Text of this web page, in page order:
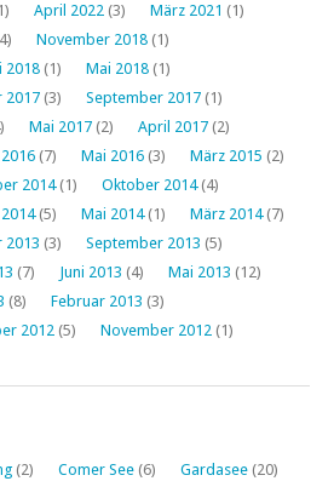
April 2022 (3) März 2021 (1)
November 2018 (1)
2018 (1) Mai 2018 (1)
2017 (3) September 2017 (1)
Mai 2017 (2) April 2017 (2)
2016 (7) Mai 2016 (3) März 2015 (2)
2014(1) Oktober 2014(4)
2014(5) Mai 2014(1) März 2014(7)
2013 (3) September 2013 (5)
(7) Juni 2013 (4) Mai 2013 (12)
(8) Februar 2013 (3)
2012 (5) November 2012 (1)
(2) Comer See (6) Gardasee (20)